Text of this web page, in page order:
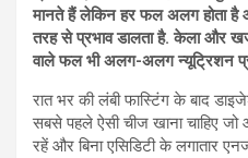
मानते हैं लेकिन हर फल अलग होता
तरह से प्रभाव डालता है. केला और
वाले फल भी अलग-अलग न्यूट्रिशन
रात भर की लंबी फास्टिंग के बाद
सबसे पहले ऐसी चीज खाना चाहिए
रहें और बिना एसिडिटी के लगातार